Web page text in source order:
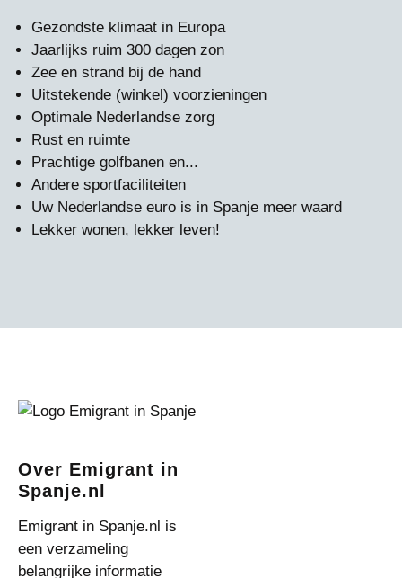
Gezondste klimaat in Europa
Jaarlijks ruim 300 dagen zon
Zee en strand bij de hand
Uitstekende (winkel) voorzieningen
Optimale Nederlandse zorg
Rust en ruimte
Prachtige golfbanen en...
Andere sportfaciliteiten
Uw Nederlandse euro is in Spanje meer waard
Lekker wonen, lekker leven!
Over Emigrant in
Spanje.nl
Emigrant in Spanje.nl is
een verzameling
belangrijke informatie